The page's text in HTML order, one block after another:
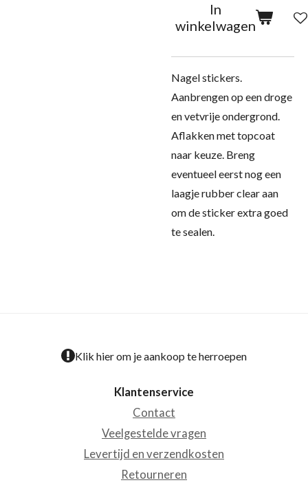
In
winkelwagen
Nagel stickers.
Aanbrengen op een droge
en vetvrije ondergrond.
Aflakken met topcoat
naar keuze. Breng
eventueel eerst nog een
laagje rubber clear aan
om de sticker extra goed
te sealen.
Klik hier om je aankoop te herroepen
Klantenservice
Contact
Veelgestelde vragen
Levertijd en verzendkosten
Retourneren